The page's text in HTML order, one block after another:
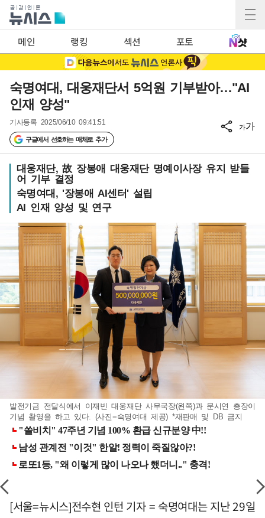
메인 랭킹 섹션 포토
숙명여대, 대웅재단서 5억원 기부받아…"AI
인재 양성"
기사등록 2025/06/10 09:41:51
구글에서 선호하는 매체로 추가
가가
대웅재단, 故 장봉애 대웅재단 명예이사장 유지 받들
어 기부 결정
숙명여대, '장봉애 AI센터' 설립
AI 인재 양성 및 연구
발전기금 전달식에서 이재빈 대웅재단 사무국장(왼쪽)과 문시연 총장이
기념 촬영을 하고 있다. (사진=숙명여대 제공) *재판매 및 DB 금지
[서울=뉴시스]전수현 인턴 기자 = 숙명여대는 지난 29일